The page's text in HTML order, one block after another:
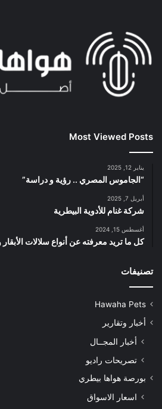
Most Viewed Posts
يناير 12, 2025
“الجاموس المصري .. رؤية و دراسة”
أبريل 7, 2025
شركة غنام للأدوية البيطرية
أغسطس 15, 2024
كل ما تريد معرفته عن أنواع سلالات
تصنيفات
Hawaha Pets
أخبار وتقارير
أخبار المجــال
تصريحات راديو
بورصة هواها بيطري
اسعار الاسواق